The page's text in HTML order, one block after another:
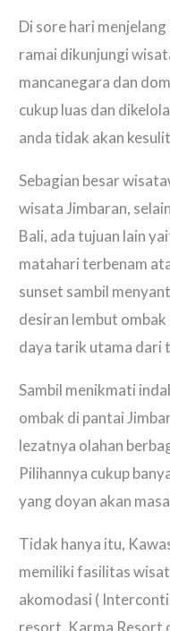
Di sore hari
ramai dikunjungi
mancanegara dan
cukup luas dan
anda tidak akan
Sebagian besar
wisata Jimbaran,
Bali, ada tujuan lain
matahari terbenam
sunset sambil
desiran lembut
daya tarik utama dari
Sambil menikmati
ombak di pantai
lezatnya olahan
Pilihannya cukup
yang doyan akan
Tidak hanya itu,
memiliki fasilitas
akomodasi (